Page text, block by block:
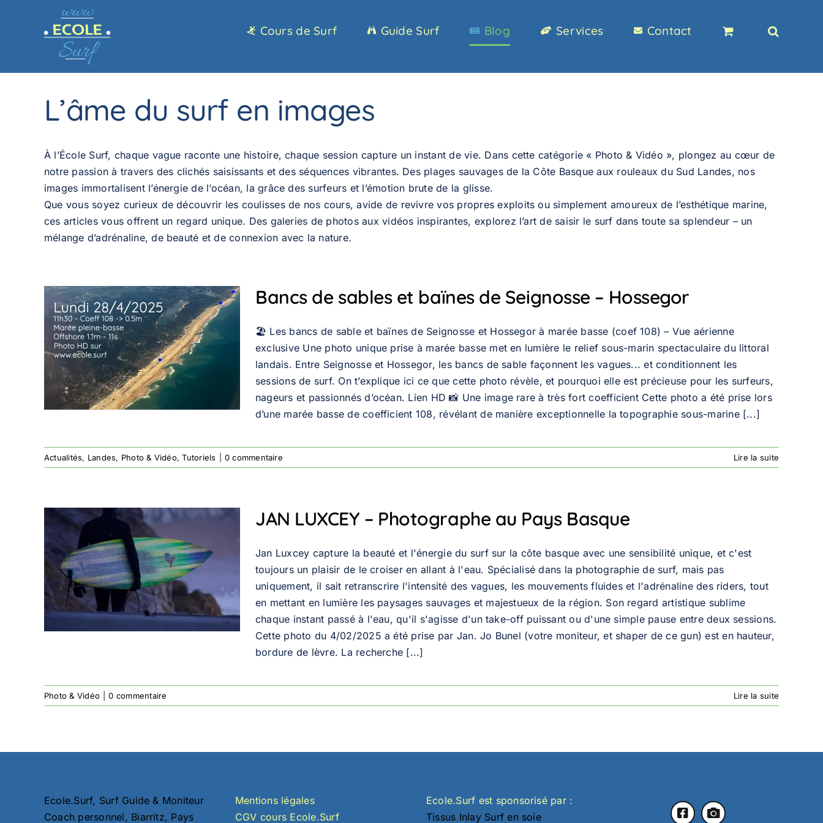
Cours de Surf Guide Surf Blog Services Contact
L’âme du surf en images
À l’École Surf, chaque vague raconte une histoire, chaque session capture un instant de vie. Dans cette catégorie « Photo & Vidéo », plongez au cœur de
notre passion à travers des clichés saisissants et des séquences vibrantes. Des plages sauvages de la Côte Basque aux rouleaux du Sud Landes, nos
images immortalisent l’énergie de l’océan, la grâce des surfeurs et l’émotion brute de la glisse.
Que vous soyez curieux de découvrir les coulisses de nos cours, avide de revivre vos propres exploits ou simplement amoureux de l’esthétique marine,
ces articles vous offrent un regard unique. Des galeries de photos aux vidéos inspirantes, explorez l’art de saisir le surf dans toute sa splendeur – un
mélange d’adrénaline, de beauté et de connexion avec la nature.
Bancs de sables et baïnes de Seignosse – Hossegor
🏖️ Les bancs de sable et baïnes de Seignosse et Hossegor à marée basse (coef 108) – Vue aérienne
exclusive Une photo unique prise à marée basse met en lumière le relief sous-marin spectaculaire du littoral
landais. Entre Seignosse et Hossegor, les bancs de sable façonnent les vagues... et conditionnent les
sessions de surf. On t’explique ici ce que cette photo révèle, et pourquoi elle est précieuse pour les surfeurs,
nageurs et passionnés d’océan. Lien HD 📸 Une image rare à très fort coefficient Cette photo a été prise lors
d’une marée basse de coefficient 108, révélant de manière exceptionnelle la topographie sous-marine [...]
Actualités, Landes, Photo & Vidéo,Tutoriels 0 commentaire Lire la suite
JAN LUXCEY – Photographe au Pays Basque
Jan Luxcey capture la beauté et l'énergie du surf sur la côte basque avec une sensibilité unique, et c'est
toujours un plaisir de le croiser en allant à l'eau. Spécialisé dans la photographie de surf, mais pas
uniquement, il sait retranscrire l'intensité des vagues, les mouvements fluides et l'adrénaline des riders, tout
en mettant en lumière les paysages sauvages et majestueux de la région. Son regard artistique sublime
chaque instant passé à l'eau, qu'il s'agisse d'un take-off puissant ou d'une simple pause entre deux sessions.
Cette photo du 4/02/2025 a été prise par Jan. Jo Bunel (votre moniteur, et shaper de ce gun) est en hauteur,
bordure de lèvre. La recherche [...]
Photo & Vidéo 0 commentaire Lire la suite
Ecole.Surf, Surf Guide & Moniteur
Coach personnel, Biarritz, Pays
Mentions légales
CGV cours Ecole.Surf
Ecole.Surf est sponsorisé par :
Tissus Inlay Surf en soie